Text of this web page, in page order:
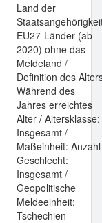
Land der
EU27-Länder (ab
2020) ohne das
Meldeland /
Definition des
Während des
Jahres erreichtes
Alter / Altersklasse:
Insgesamt /
Maßeinheit:
Geschlecht:
Insgesamt /
Geopolitische
Meldeeinheit:
Tschechien